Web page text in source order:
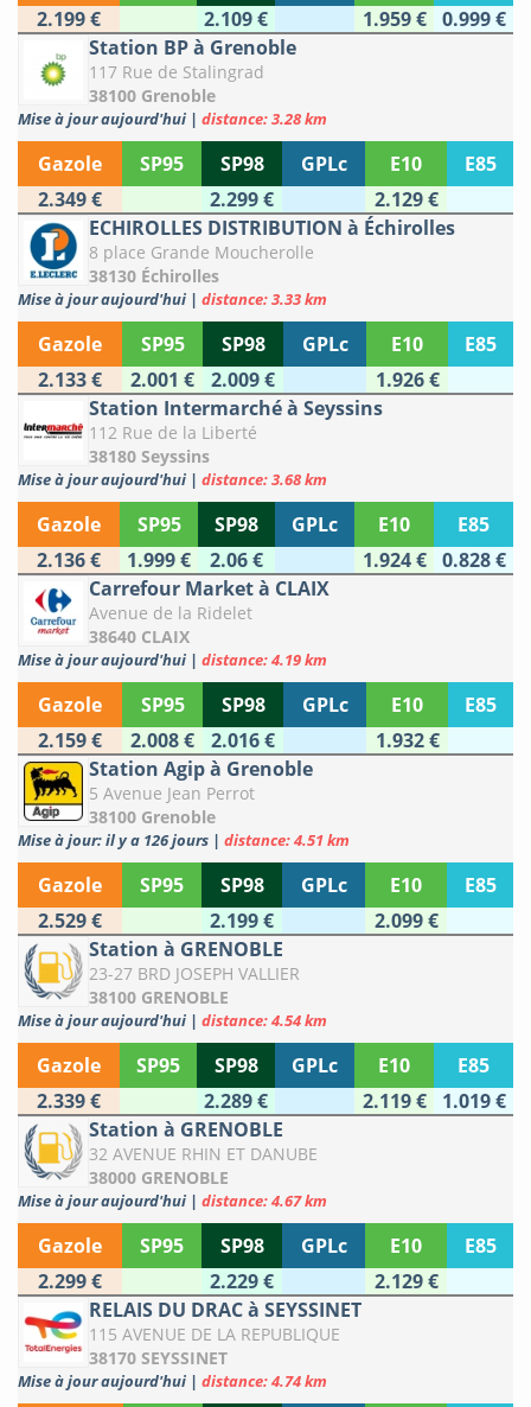
2.199 €
2.109 € 1.959 €
0.999 €
Station BP à Grenoble
117 Rue de Stalingrad
38100 Grenoble
Mise à jour aujourd'hui | distance: 3.28 km
Gazole SP95 SP98 GPLc E10
E85
2.349 €
2.299 €
2.129 €
ECHIROLLES DISTRIBUTION à Échirolles
8 place Grande Moucherolle
38130 Échirolles
Mise à jour aujourd'hui | distance: 3.33 km
Gazole SP95 SP98 GPLc E10
E85
2.133 €
2.001 € 2.009 €
1.926 €
Station Intermarché à Seyssins
112 Rue de la Liberté
38180 Seyssins
Mise à jour aujourd'hui | distance: 3.68 km
Gazole SP95 SP98 GPLc E10
E85
2.136 €
1.999 € 2.06 € 1.924 €
0.828 €
Carrefour Market à CLAIX
Avenue de la Ridelet
38640 CLAIX
Mise à jour aujourd'hui | distance: 4.19 km
Gazole SP95 SP98 GPLc E10
E85
2.159 €
2.008 € 2.016 €
1.932 €
Station Agip à Grenoble
5 Avenue Jean Perrot
38100 Grenoble
Mise à jour: il y a 126 jours | distance: 4.51 km
Gazole SP95 SP98 GPLc E10
E85
2.529 €
2.199 €
2.099 €
Station à GRENOBLE
23-27 BRD JOSEPH VALLIER
38100 GRENOBLE
Mise à jour aujourd'hui | distance: 4.54 km
Gazole SP95 SP98 GPLc E10
E85
2.339 €
2.289 € 2.119 €
1.019 €
Station à GRENOBLE
32 AVENUE RHIN ET DANUBE
38000 GRENOBLE
Mise à jour aujourd'hui | distance: 4.67 km
Gazole SP95 SP98 GPLc E10
E85
2.299 €
2.229 €
2.129 €
RELAIS DU DRAC à SEYSSINET
115 AVENUE DE LA REPUBLIQUE
38170 SEYSSINET
Mise à jour aujourd'hui | distance: 4.74 km